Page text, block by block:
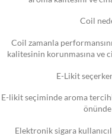
Coil
Coil zamanla
kalitesinin korunmasına ve
E-Likit
E-likit seçiminde aroma
Elektronik sigara